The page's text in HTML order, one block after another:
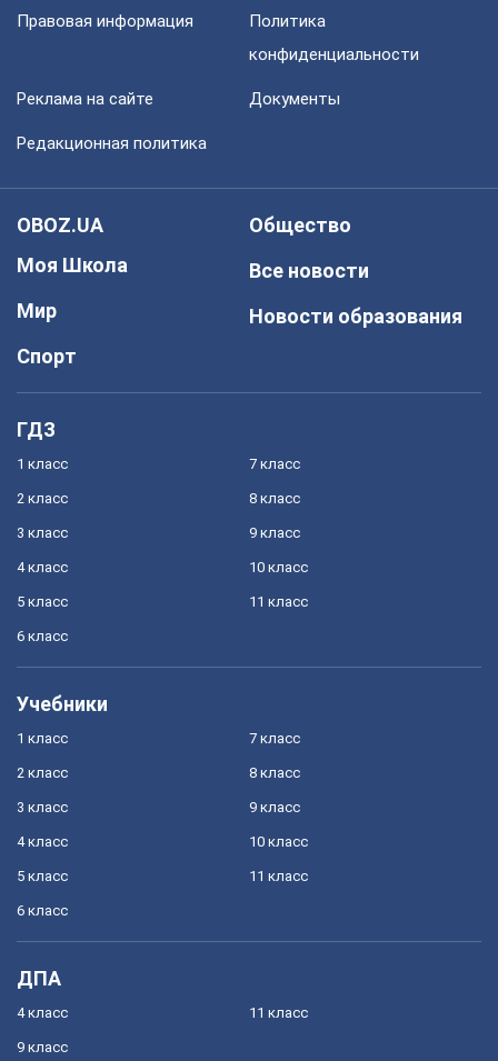
Правовая информация
Политика
конфиденциальности
Реклама на сайте Документы
Редакционная политика
OBOZ.UA
Моя Школа
Мир
Спорт
Общество
Все новости
Новости образования
ГДЗ
1 класс
2 класс
3 класс
4 класс
5 класс
6 класс
7 класс
8 класс
9 класс
10 класс
11 класс
Учебники
1 класс
2 класс
3 класс
4 класс
5 класс
6 класс
7 класс
8 класс
9 класс
10 класс
11 класс
ДПА
4 класс
9 класс
11 класс